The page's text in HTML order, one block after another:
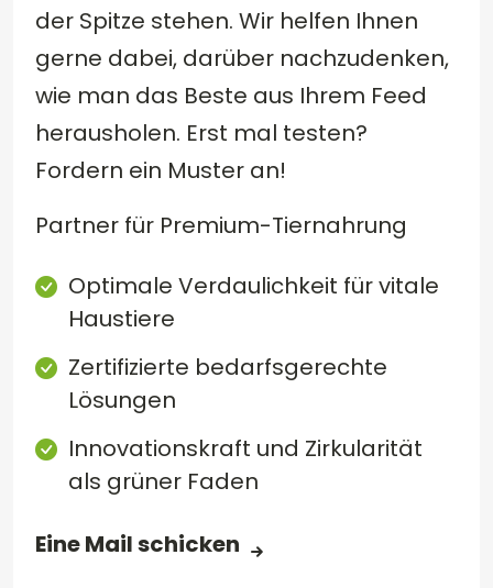
der Spitze stehen. Wir helfen Ihnen
gerne dabei, darüber nachzudenken,
wie man das Beste aus Ihrem Feed
herausholen. Erst mal testen?
Fordern ein Muster an!
Partner für Premium-Tiernahrung
Optimale Verdaulichkeit für vitale
Haustiere
Zertifizierte bedarfsgerechte
Lösungen
Innovationskraft und Zirkularität
als grüner Faden
Eine Mail schicken